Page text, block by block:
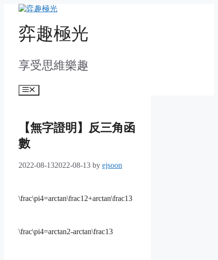
content弈趣極光
享受思維樂趣
Menu
【無字證明】反三角函
數
2022-08-132022-08-13 by ejsoon
\frac\pi4=arctan\frac12+arctan\frac13
\frac\pi4=arctan2-arctan\frac13